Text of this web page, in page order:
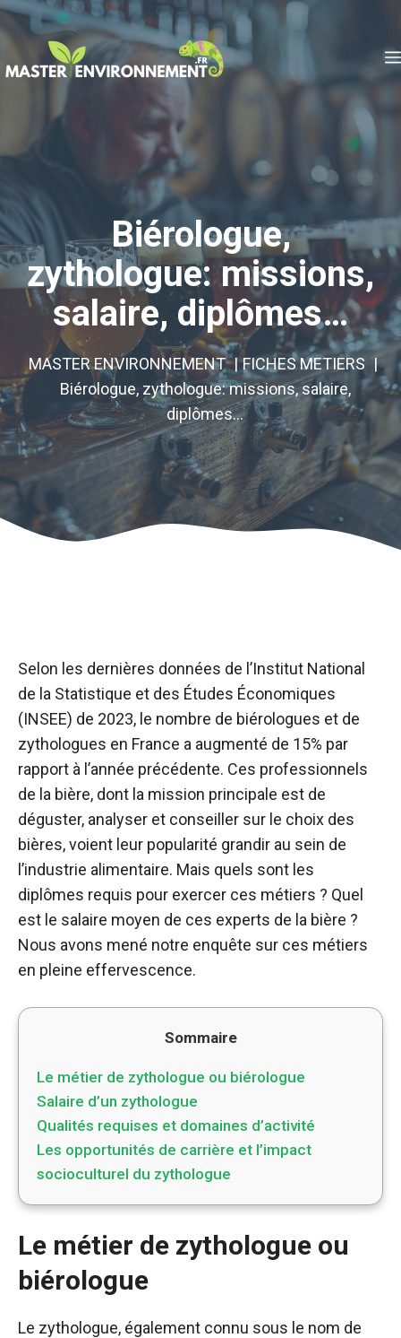
Aller
au
contenu
Biérologue,
zythologue: missions,
salaire, diplômes…
MASTER ENVIRONNEMENT
FICHES METIERS
Biérologue, zythologue: missions, salaire,
diplômes…
Selon les dernières données de l’Institut National
de la Statistique et des Études Économiques
(INSEE) de 2023, le nombre de biérologues et de
zythologues en France a augmenté de 15% par
rapport à l’année précédente. Ces professionnels
de la bière, dont la mission principale est de
déguster, analyser et conseiller sur le choix des
bières, voient leur popularité grandir au sein de
l’industrie alimentaire. Mais quels sont les
diplômes requis pour exercer ces métiers ? Quel
est le salaire moyen de ces experts de la bière ?
Nous avons mené notre enquête sur ces métiers
en pleine effervescence.
Sommaire
Le métier de zythologue ou biérologue
Salaire d’un zythologue
Qualités requises et domaines d’activité
Les opportunités de carrière et l’impact
socioculturel du zythologue
Le métier de zythologue ou
biérologue
Le zythologue, également connu sous le nom de